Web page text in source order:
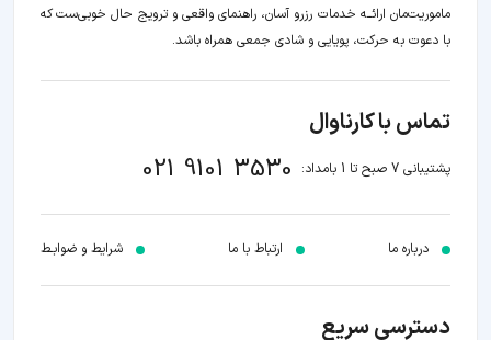
ماموریت‌مان اراﺋــﻪ خدمات رزرو آسان، راهنمای واقعی و ترویج حال خوبی‌ست که
با دعوت به حرکت، پویایی و شادی جمعی همراه باشد.
تماس با کارناوال
پشتیبانی 7 صبح تا 1 بامداد: 021 9101 3530
درباره ما ارتباط با ما شرایط و ضوابـط
دسترسی سریع